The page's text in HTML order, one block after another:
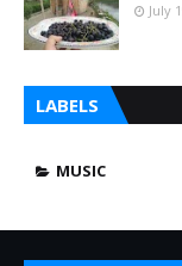
July
LABELS
MUSIC